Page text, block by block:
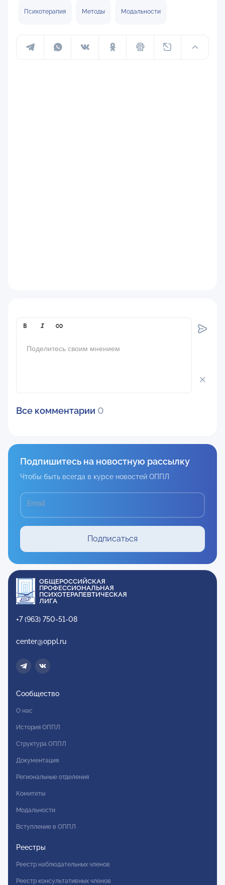
Психотерапия Методы Модальности
Comment[text]
Все комментарии 0
Подпишитесь на новостную рассылку
Чтобы быть всегда в курсе новостей ОППЛ
Email
Подписаться
ОБЩЕРОССИЙСКАЯ
ПРОФЕССИОНАЛЬНАЯ
ПСИХОТЕРАПЕВТИЧЕСКАЯ
ЛИГА
+7 (963) 750-51-08
center@oppl.ru
Сообщество
О нас
История ОППЛ
Структура ОППЛ
Документация
Региональные отделения
Комитеты
Модальности
Вступление в ОППЛ
Реестры
Реестр наблюдательных членов
Реестр консультативных членов